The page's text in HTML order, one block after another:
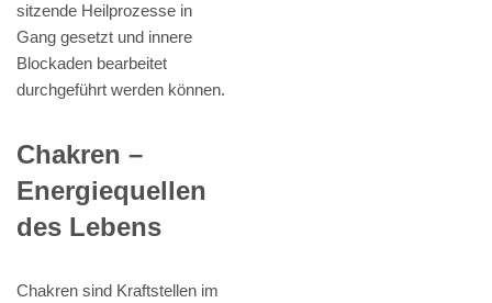
sitzende Heilprozesse in
Gang gesetzt und innere
Blockaden bearbeitet
durchgeführt werden können.
Chakren –
Energiequellen
des Lebens
Chakren sind Kraftstellen im